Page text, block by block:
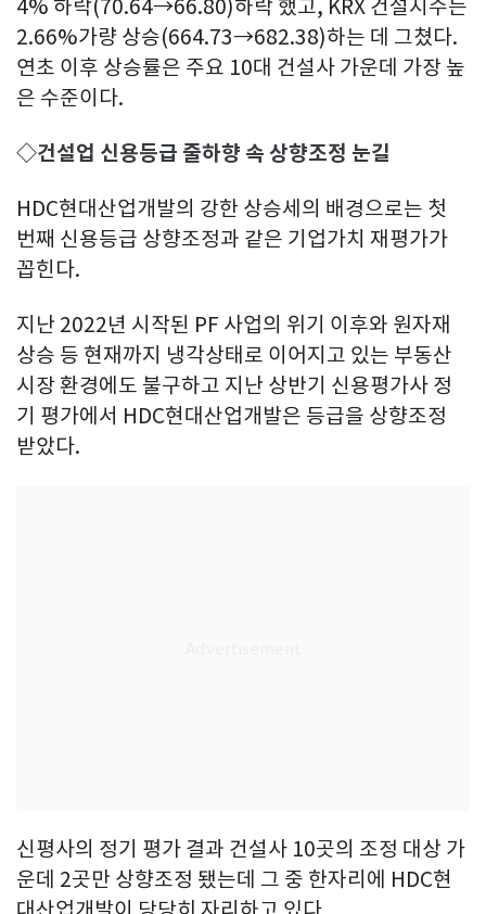
4% 하락(70.64→66.80)하락 했고, KRX 건설지수는
2.66%가량 상승(664.73→682.38)하는 데 그쳤다.
연초 이후 상승률은 주요 10대 건설사 가운데 가장 높
은 수준이다.
◇건설업 신용등급 줄하향 속 상향조정 눈길
HDC현대산업개발의 강한 상승세의 배경으로는 첫
번째 신용등급 상향조정과 같은 기업가치 재평가가
꼽힌다.
지난 2022년 시작된 PF 사업의 위기 이후와 원자재
상승 등 현재까지 냉각상태로 이어지고 있는 부동산
시장 환경에도 불구하고 지난 상반기 신용평가사 정
기 평가에서 HDC현대산업개발은 등급을 상향조정
받았다.
신평사의 정기 평가 결과 건설사 10곳의 조정 대상 가
운데 2곳만 상향조정 됐는데 그 중 한자리에 HDC현